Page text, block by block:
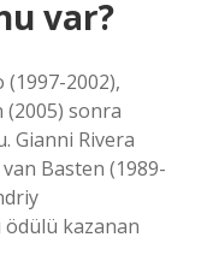
var?
(1997-2002),
(2005) sonra
Gianni Rivera
Basten (1989-
ödülü kazanan